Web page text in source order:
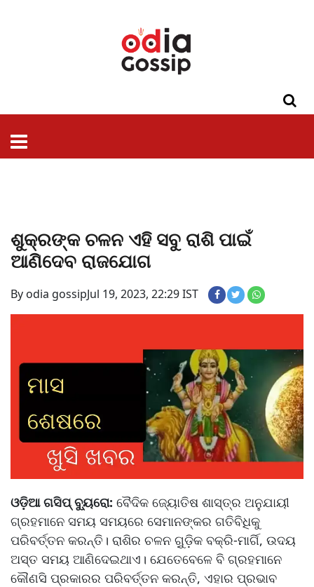
ଶୁକ୍ରଙ୍କ ଚଳନ ଏହି ସବୁ ରାଶି ପାଇଁ
ଆଣିଦେବ ରାଜଯୋଗ
By odia gossipJul 19, 2023, 22:29 IST
ଓଡ଼ିଆ ଗସିପ୍ ବ୍ୟୁରୋ: ବୈଦିକ ଜ୍ୟୋତିଷ ଶାସ୍ତ୍ର ଅନୁଯାୟୀ
ଗ୍ରହମାନେ ସମୟ ସମୟରେ ସେମାନଙ୍କର ଗତିବିଧିକୁ
ପରିବର୍ତ୍ତନ କରନ୍ତି। ରାଶିର ଚଳନ ଗୁ଼ଡ଼ିକ ବକ୍ରି-ମାର୍ଗି, ଉଦୟ
ଅସ୍ତ ସମୟ ଆଣିଦେଇଥାଏ। ଯେତେବେଳେ ବି ଗ୍ରହମାନେ
କୌଣସି ପ୍ରକାରର ପରିବର୍ତ୍ତନ କରନ୍ତି, ଏହାର ପ୍ରଭାବ